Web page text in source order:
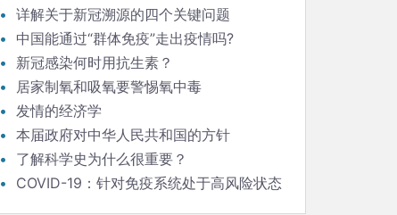
详解关于新冠溯源的四个关键问题
中国能通过“群体免疫”走出疫情吗?
新冠感染何时用抗生素？
居家制氧和吸氧要警惕氧中毒
发情的经济学
本届政府对中华人民共和国的方针
了解科学史为什么很重要？
COVID-19：针对免疫系统处于高风险状态